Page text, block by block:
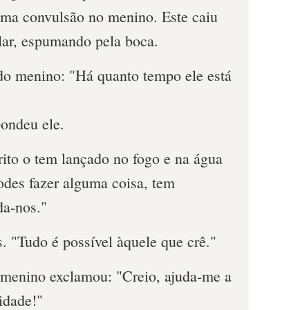
convulsão no menino. Este caiu
espumando pela boca.
menino: "Há quanto tempo ele está
ele.
o tem lançado no fogo e na água
fazer alguma coisa, tem
nos."
"Tudo é possível àquele que crê."
exclamou: "Creio, ajuda-me a